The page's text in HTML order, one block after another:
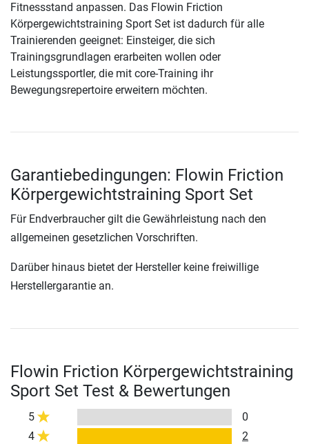
Fitnessstand anpassen. Das Flowin Friction
Körpergewichtstraining Sport Set ist dadurch für alle
Trainierenden geeignet: Einsteiger, die sich
Trainingsgrundlagen erarbeiten wollen oder
Leistungssportler, die mit core-Training ihr
Bewegungsrepertoire erweitern möchten.
Garantiebedingungen: Flowin Friction
Körpergewichtstraining Sport Set
Für Endverbraucher gilt die Gewährleistung nach den
allgemeinen gesetzlichen Vorschriften.
Darüber hinaus bietet der Hersteller keine freiwillige
Herstellergarantie an.
Flowin Friction Körpergewichtstraining
Sport Set Test & Bewertungen
5
0
4
2